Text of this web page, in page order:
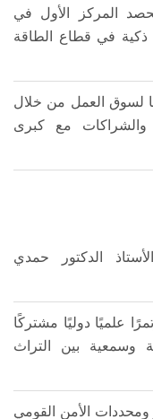
المركز الأول في
ذكية في قطاع الطاقة
لسوق العمل من خلال
والشراكات مع كبرى
الدكتور حمدي
علميًا دوليًا مشتركًا
وسمعية بين التراث
الأمن القومي